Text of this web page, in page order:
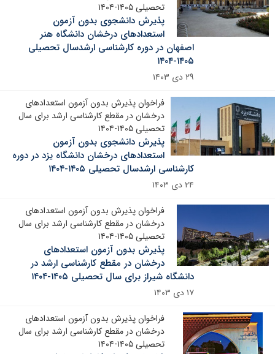
تحصیلی ۱۴۰۵-۱۴۰۴
پذیرش دانشجوی بدون آزمون
استعدادهای درخشان دانشگاه هنر
اصفهان در دوره کارشناسی ارشدسال تحصیلی
۱۴۰۵-۱۴۰۴
۲۹ دی ۱۴۰۳
فراخوان پذیرش بدون آزمون استعدادهای
درخشان در مقطع کارشناسی ارشد برای سال
تحصیلی ۱۴۰۵-۱۴۰۴
پذیرش دانشجوی بدون آزمون
استعدادهای درخشان دانشگاه یزد در دوره
کارشناسی ارشدسال تحصیلی ۱۴۰۵-۱۴۰۴
۲۴ دی ۱۴۰۳
فراخوان پذیرش بدون آزمون استعدادهای
درخشان در مقطع کارشناسی ارشد برای سال
تحصیلی ۱۴۰۵-۱۴۰۴
پذیرش بدون آزمون استعدادهای
درخشان در مقطع کارشناسی ارشد در
دانشگاه شیراز برای سال تحصیلی ۱۴۰۵-۱۴۰۴
۱۷ دی ۱۴۰۳
فراخوان پذیرش بدون آزمون استعدادهای
درخشان در مقطع کارشناسی ارشد برای سال
تحصیلی ۱۴۰۵-۱۴۰۴